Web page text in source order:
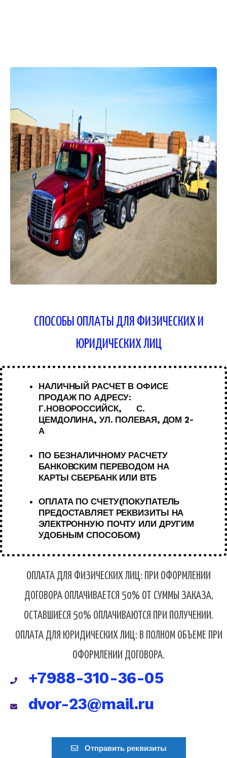
СПОСОБЫ ОПЛАТЫ ДЛЯ ФИЗИЧЕСКИХ И
ЮРИДИЧЕСКИХ ЛИЦ
НАЛИЧНЫЙ РАСЧЕТ В ОФИСЕ
ПРОДАЖ ПО АДРЕСУ:
Г.НОВОРОССИЙСК, С.
ЦЕМДОЛИНА, УЛ. ПОЛЕВАЯ, ДОМ 2-
А
ПО БЕЗНАЛИЧНОМУ РАСЧЕТУ
БАНКОВСКИМ ПЕРЕВОДОМ НА
КАРТЫ СБЕРБАНК ИЛИ ВТБ
ОПЛАТА ПО СЧЕТУ(ПОКУПАТЕЛЬ
ПРЕДОСТАВЛЯЕТ РЕКВИЗИТЫ НА
ЭЛЕКТРОННУЮ ПОЧТУ ИЛИ ДРУГИМ
УДОБНЫМ СПОСОБОМ)
ОПЛАТА ДЛЯ ФИЗИЧЕСКИХ ЛИЦ: ПРИ ОФОРМЛЕНИИ
ДОГОВОРА ОПЛАЧИВАЕТСЯ 50% ОТ СУММЫ ЗАКАЗА,
ОСТАВШИЕСЯ 50% ОПЛАЧИВАЮТСЯ ПРИ ПОЛУЧЕНИИ.
ОПЛАТА ДЛЯ ЮРИДИЧЕСКИХ ЛИЦ: В ПОЛНОМ ОБЪЕМЕ ПРИ
ОФОРМЛЕНИИ ДОГОВОРА.
+7988-310-36-05
dvor-23@mail.ru
Отправить реквизиты